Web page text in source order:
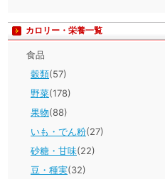
カロリー・栄養一覧
食品
穀類(57)
野菜(178)
果物(88)
いも・でん粉(27)
砂糖・甘味(22)
豆・種実(32)